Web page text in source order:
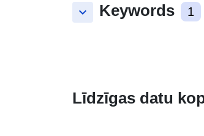
keyboard_arrow_down Keywords 1
Līdzīgas datu